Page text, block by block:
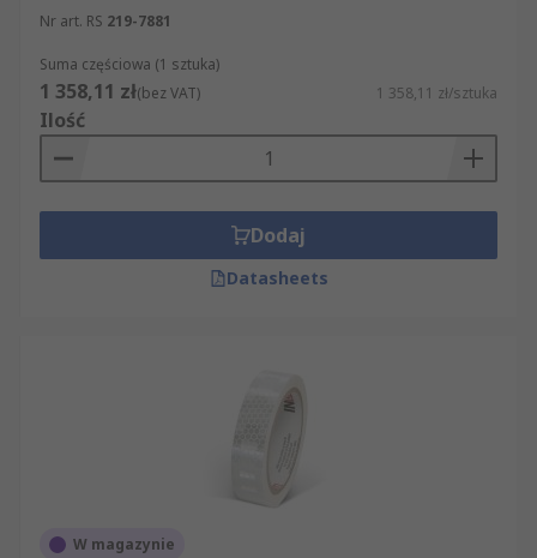
Nr art. RS 219-7881
Suma częściowa (1 sztuka)
1 358,11 zł(bez VAT) 1 358,11 zł/sztuka
Ilość
Dodaj
Datasheets
W magazynie